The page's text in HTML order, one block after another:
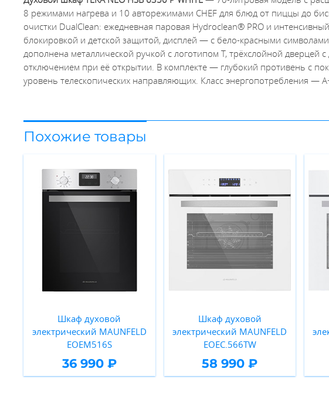
8 режимами нагрева и 10 авторежимами CHEF для блюд от пиццы до
очистки DualClean: ежедневная паровая Hydroclean® PRO и
блокировкой и детской защитой, дисплей — с бело-красными
дополнена металлической ручкой с логотипом T, трёхслойной дверцей
отключением при её открытии. В комплекте — глубокий противень с
уровень телескопических направляющих. Класс энергопотребления —
Похожие товары
Шкаф духовой
электрический MAUNFELD
EOEM516S
36 990 ₽
Шкаф духовой
электрический MAUNFELD
EOEC.566TW
58 990 ₽